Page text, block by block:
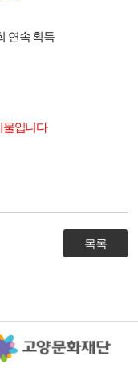
연속 획득
물입니다
목록